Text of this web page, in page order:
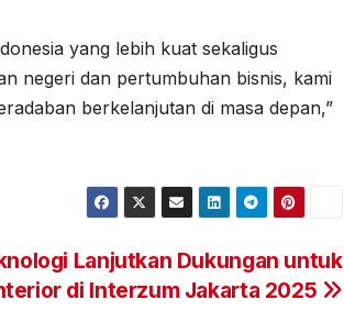
yang lebih kuat sekaligus
negeri dan pertumbuhan bisnis, kami
berkelanjutan di masa depan,”
Lanjutkan Dukungan untuk
di Interzum Jakarta 2025